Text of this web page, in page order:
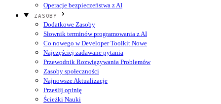
Operacje bezpieczeństwa z AI
ZASOBY
Dodatkowe Zasoby
Słownik terminów programowania z AI
Co nowego w Developer Toolkit Nowe
Najczęściej zadawane pytania
Przewodnik Rozwiązywania Problemów
Zasoby społeczności
Najnowsze Aktualizacje
Prześlij opinię
Ścieżki Nauki